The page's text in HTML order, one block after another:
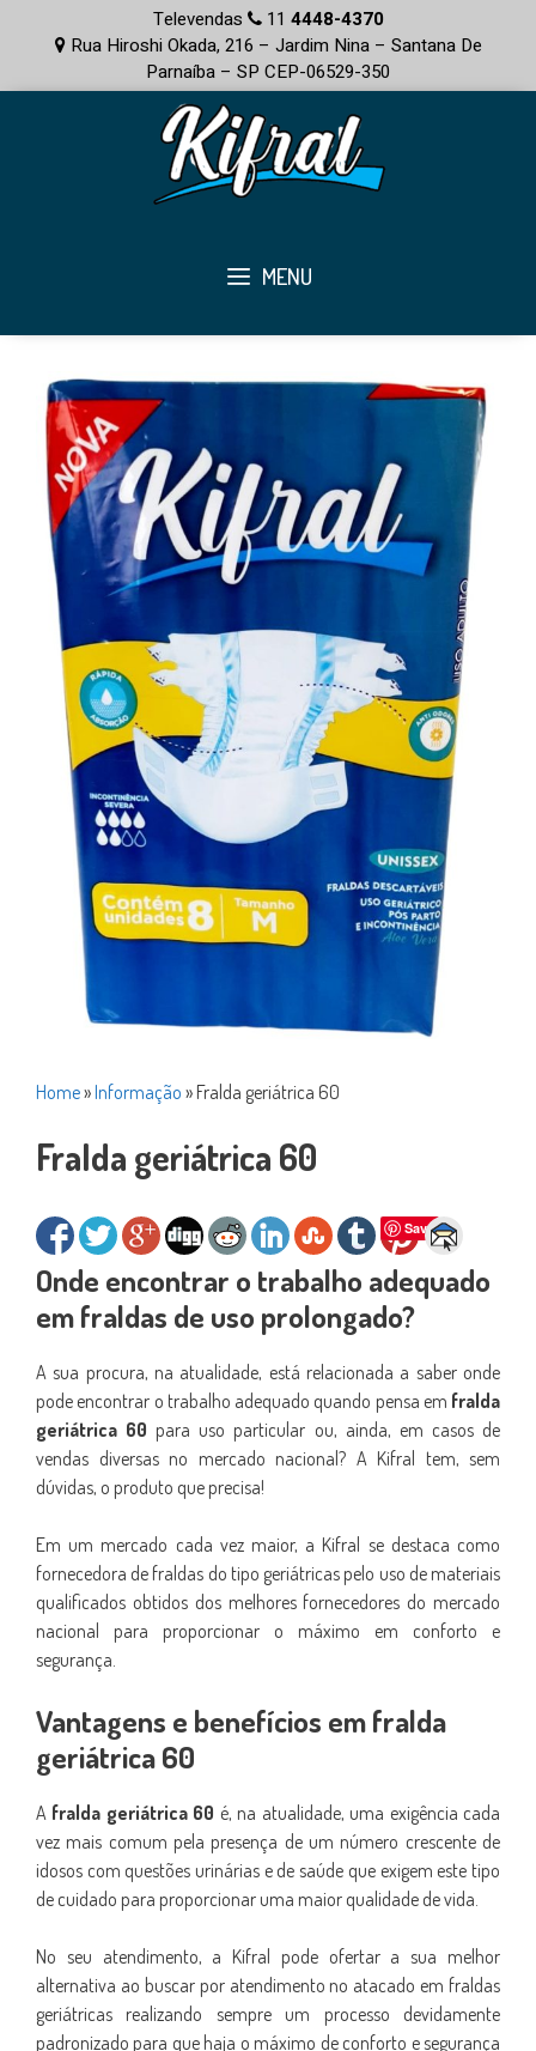
Televendas 11 4448-4370
Rua Hiroshi Okada, 216 – Jardim Nina – Santana De
Parnaíba – SP CEP-06529-350
MENU
Home»Informação » Fralda geriátrica 60
Fralda geriátrica 60
Save
Onde encontrar o trabalho adequado
em fraldas de uso prolongado?
A sua procura, na atualidade, está relacionada a saber onde
pode encontrar o trabalho adequado quando pensa em fralda
geriátrica 60 para uso particular ou, ainda, em casos de
vendas diversas no mercado nacional? A Kifral tem, sem
dúvidas, o produto que precisa!
Em um mercado cada vez maior, a Kifral se destaca como
fornecedora de fraldas do tipo geriátricas pelo uso de materiais
qualificados obtidos dos melhores fornecedores do mercado
nacional para proporcionar o máximo em conforto e
segurança.
Vantagens e benefícios em fralda
geriátrica 60
A fralda geriátrica 60 é, na atualidade, uma exigência cada
vez mais comum pela presença de um número crescente de
idosos com questões urinárias e de saúde que exigem este tipo
de cuidado para proporcionar uma maior qualidade de vida.
No seu atendimento, a Kifral pode ofertar a sua melhor
alternativa ao buscar por atendimento no atacado em fraldas
geriátricas realizando sempre um processo devidamente
padronizado para que haja o máximo de conforto e segurança